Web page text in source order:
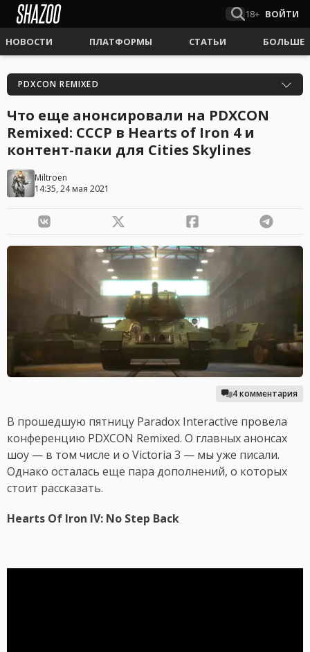
18+ ВОЙТИ
НОВОСТИ ПЛАТФОРМЫ СТАТЬИ БОЛЬШЕ
PDXCON REMIXED
Что еще анонсировали на PDXCON
Rеmixed: СССР в Hearts of Iron 4 и
контент-паки для Cities Skylines
Miltroen
14:35, 24 мая 2021
4 комментария
В прошедшую пятницу Paradox Interactive провела
конференцию PDXCON Rеmixed. О главных анонсах
шоу — в том числе и о Victoria 3 — мы уже писали.
Однако осталась еще пара дополнений, о которых
стоит рассказать.
Hearts Of Iron IV: No Step Back